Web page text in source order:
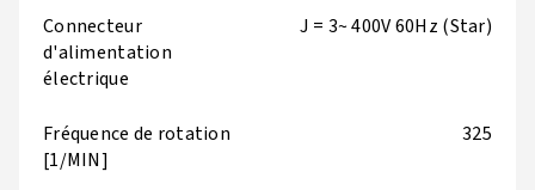
Connecteur
d'alimentation
électrique
J = 3~ 400V 60Hz (Star)
Fréquence de rotation
[1/MIN]
325